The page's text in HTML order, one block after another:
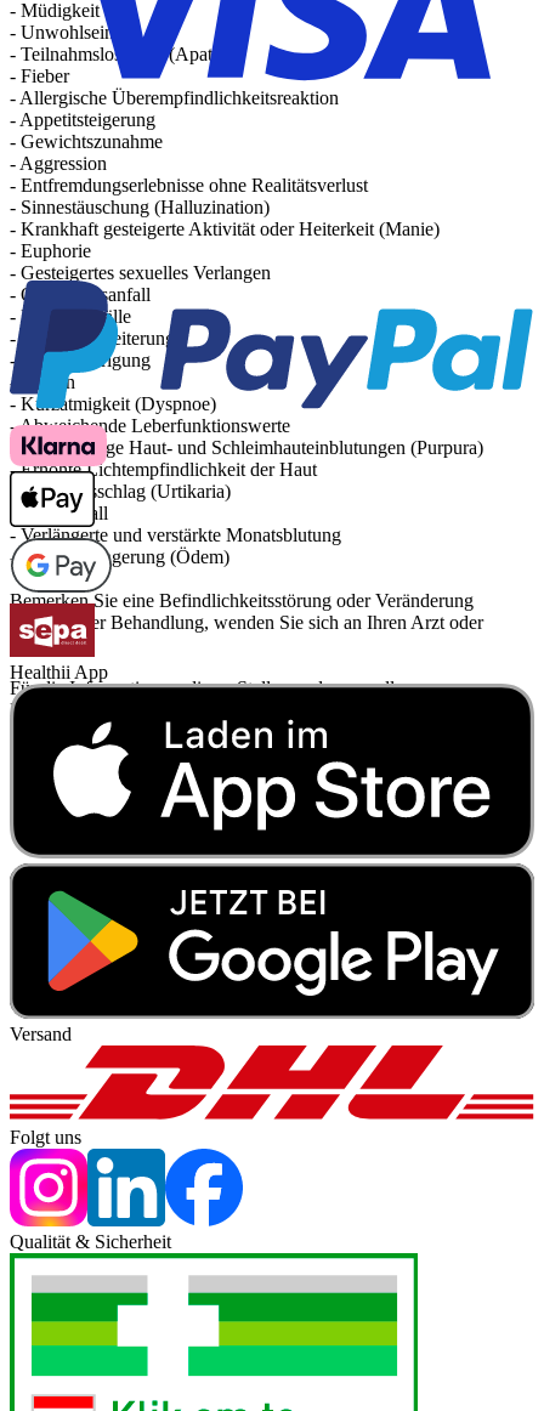
- Müdigkeit
- Unwohlsein
- Teilnahmslosigkeit (Apathie)
- Fieber
- Allergische Überempfindlichkeitsreaktion
- Appetitsteigerung
- Gewichtszunahme
- Aggression
- Entfremdungserlebnisse ohne Realitätsverlust
- Sinnestäuschung (Halluzination)
- Krankhaft gesteigerte Aktivität oder Heiterkeit (Manie)
- Euphorie
- Gesteigertes sexuelles Verlangen
- Ohnmachtsanfall
- Krampfanfälle
- Pupillenerweiterung
- Pulserniedrigung
- Husten
- Kurzatmigkeit (Dyspnoe)
- Abweichende Leberfunktionswerte
- Kleinfleckige Haut- und Schleimhauteinblutungen (Purpura)
- Erhöhte Lichtempfindlichkeit der Haut
- Nesselausschlag (Urtikaria)
- Haarausfall
- Verlängerte und verstärkte Monatsblutung
- Wassereinlagerung (Ödem)
Bemerken Sie eine Befindlichkeitsstörung oder Veränderung
während der Behandlung, wenden Sie sich an Ihren Arzt oder
Apotheker.
Für die Information an dieser Stelle werden vor allem
Nebenwirkungen berücksichtigt, die bei mindestens einem von
1.000 behandelten Patienten auftreten.
Healthii App
Versand
Folgt uns
Qualität & Sicherheit